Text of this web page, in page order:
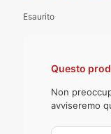
Esaurito
Questo
Non
avviseremo